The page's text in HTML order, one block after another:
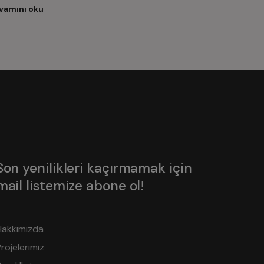
oku
yenilikleri kaçırmamak için
listemize abone ol!